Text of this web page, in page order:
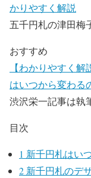
かりやすく解説
五千円札の津田梅
おすすめ
【わかりやすく
はいつから変わる
渋沢栄一記事は執
目次
1 新千円札はい
2 新千円札のデ